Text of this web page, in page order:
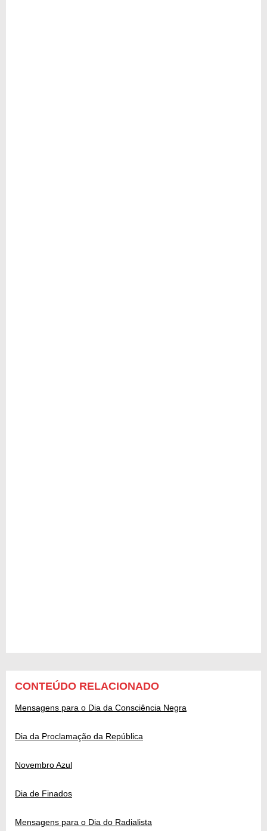
CONTEÚDO RELACIONADO
Mensagens para o Dia da Consciência Negra
Dia da Proclamação da República
Novembro Azul
Dia de Finados
Mensagens para o Dia do Radialista